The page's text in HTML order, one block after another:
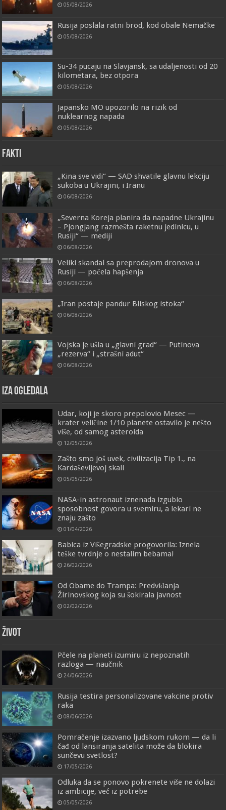
05/08/2026
Rusija poslala ratni brod, kod obale Nemačke
05/08/2026
Su-34 pucaju na Slavjansk, sa udaljenosti od 20
kilometara, bez otpora
05/08/2026
Japansko MO upozorilo na rizik od
nuklearnog napada
05/08/2026
FAKTI
„Kina sve vidi“ — SAD shvatile glavnu lekciju
sukoba u Ukrajini, i Iranu
06/08/2026
„Severna Koreja planira da napadne Ukrajinu
– Pjongjang razmešta raketnu jedinicu, u
Rusiji“ — mediji
06/08/2026
Veliki skandal sa preprodajom dronova u
Rusiji — počela hapšenja
06/08/2026
„Iran postaje pandur Bliskog istoka“
06/08/2026
Vojska je ušla u „glavni grad“ — Putinova
„rezerva“ i „strašni adut“
06/08/2026
IZA OGLEDALA
Udar, koji je skoro prepolovio Mesec —
krater veličine 1/10 planete ostavilo je nešto
više, od samog asteroida
12/05/2026
Zašto smo još uvek, civilizacija Tip 1., na
Kardaševljevoj skali
05/05/2026
NASA-in astronaut iznenada izgubio
sposobnost govora u svemiru, a lekari ne
znaju zašto
01/04/2026
Babica iz Višegradske progovorila: Iznela
teške tvrdnje o nestalim bebama!
26/02/2026
Od Obame do Trampa: Predviđanja
Žirinovskog koja su šokirala javnost
02/02/2026
ŽIVOT
Pčele na planeti izumiru iz nepoznatih
razloga — naučnik
24/06/2026
Rusija testira personalizovane vakcine protiv
raka
08/06/2026
Pomračenje izazvano ljudskom rukom — da li
čađ od lansiranja satelita može da blokira
sunčevu svetlost?
17/05/2026
Odluka da se ponovo pokrenete više ne dolazi
iz ambicije, već iz potrebe
05/05/2026